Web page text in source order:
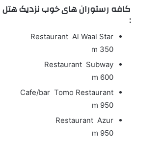
کافه رستوران های خوب نزدیک هتل
:
Restaurant Al Waal Star
350 m
Restaurant Subway
600 m
Cafe/bar Tomo Restaurant
950 m
Restaurant Azur
950 m